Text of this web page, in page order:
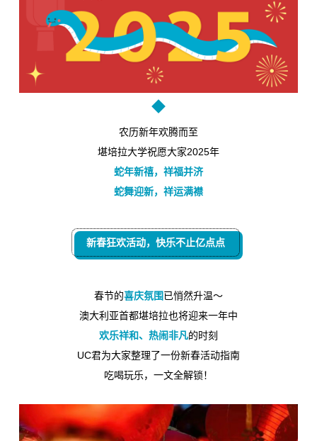
农历新年欢腾而至
堪培拉大学祝愿大家2025年
蛇年新禧，祥福并济
蛇舞迎新，祥运满襟
新春狂欢活动，快乐不止亿点点
春节的喜庆氛围已悄然升温～
澳大利亚首都堪培拉也将迎来一年中
欢乐祥和、热闹非凡的时刻
UC君为大家整理了一份新春活动指南
吃喝玩乐，一文全解锁！